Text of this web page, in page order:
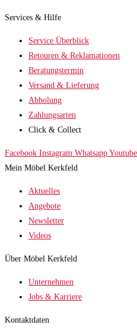
Services & Hilfe
Service Überblick
Retouren & Reklamationen
Beratungstermin
Versand & Lieferung
Abholung
Zahlungsarten
Click & Collect
Facebook Instagram Whatsapp Youtube
Mein Möbel Kerkfeld
Aktuelles
Angebote
Newsletter
Videos
Über Möbel Kerkfeld
Unternehmen
Jobs & Karriere
Kontaktdaten